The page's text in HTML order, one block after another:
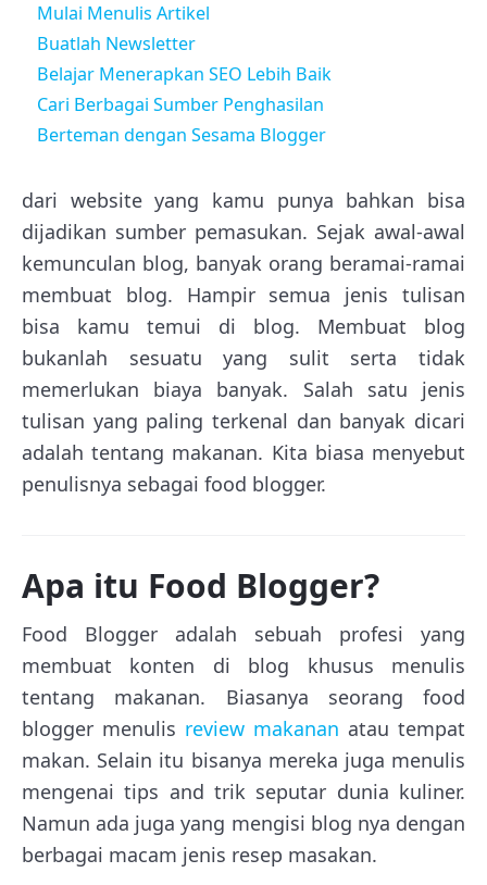
Mulai Menulis Artikel
Buatlah Newsletter
Belajar Menerapkan SEO Lebih Baik
Cari Berbagai Sumber Penghasilan
Berteman dengan Sesama Blogger
dari website yang kamu punya bahkan bisa
dijadikan sumber pemasukan. Sejak awal-awal
kemunculan blog, banyak orang beramai-ramai
membuat blog. Hampir semua jenis tulisan
bisa kamu temui di blog. Membuat blog
bukanlah sesuatu yang sulit serta tidak
memerlukan biaya banyak. Salah satu jenis
tulisan yang paling terkenal dan banyak dicari
adalah tentang makanan. Kita biasa menyebut
penulisnya sebagai food blogger.
Apa itu Food Blogger?
Food Blogger adalah sebuah profesi yang
membuat konten di blog khusus menulis
tentang makanan. Biasanya seorang food
blogger menulis review makanan atau tempat
makan. Selain itu bisanya mereka juga menulis
mengenai tips and trik seputar dunia kuliner.
Namun ada juga yang mengisi blog nya dengan
berbagai macam jenis resep masakan.